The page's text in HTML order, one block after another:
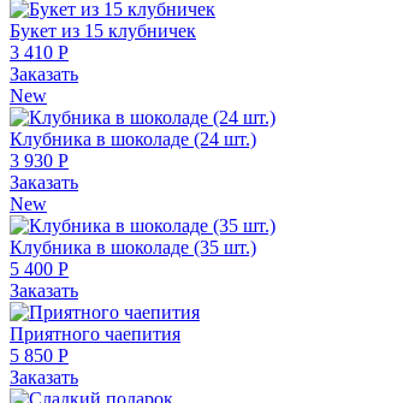
Букет из 15 клубничек
3 410 Р
Заказать
New
Клубника в шоколаде (24 шт.)
3 930 Р
Заказать
New
Клубника в шоколаде (35 шт.)
5 400 Р
Заказать
Приятного чаепития
5 850 Р
Заказать